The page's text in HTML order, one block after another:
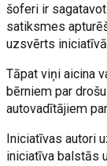
šoferi ir
satiksmes
uzsvērts
Tāpat viņi aicina
bērniem par
autovadītājiem
Iniciatīvas autori
iniciatīva balstās